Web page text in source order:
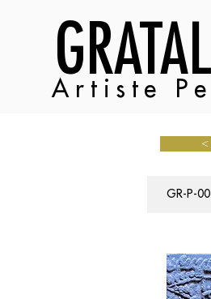
Artiste
GR-P-